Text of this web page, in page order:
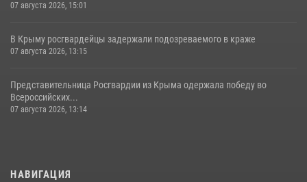
07 августа 2026, 15:01
В Крыму росгвардейцы задержали подозреваемого в краже
07 августа 2026, 13:15
Представительница Росгвардии из Крыма одержала победу во
Всероссийских...
07 августа 2026, 13:14
НАВИГАЦИЯ